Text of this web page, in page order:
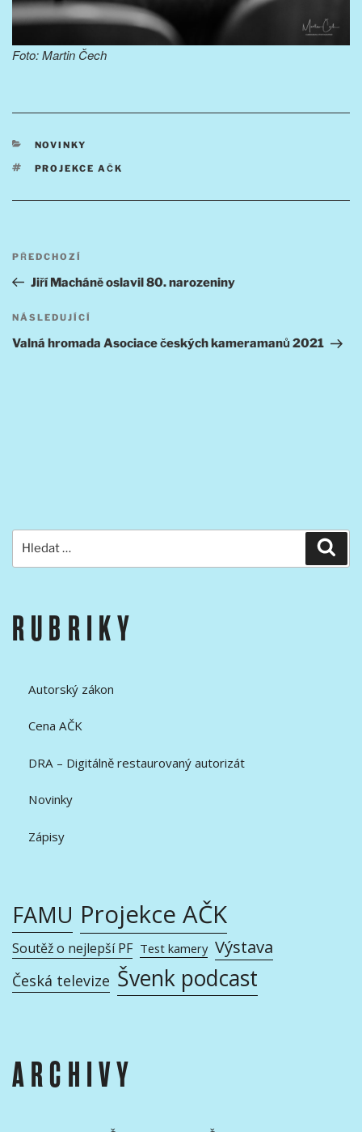
Foto: Martin Čech
RUBRIKY
NOVINKY
ŠTÍTKY
PROJEKCE AČK
příspěvek
Předchozí
příspěvek
PŘEDCHOZÍ
Jiří Macháně oslavil 80. narozeniny
Následující
příspěvek
NÁSLEDUJÍCÍ
Valná hromada Asociace českých kameramanů 2021
RUBRIKY
Autorský zákon
Cena AČK
DRA – Digitálně restaurovaný autorizát
Novinky
Zápisy
FAMU Projekce AČK
Soutěž o nejlepší PF Test kamery Výstava
Česká televize Švenk podcast
ARCHIVY